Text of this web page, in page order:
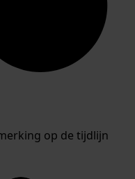
op de tijdlijn